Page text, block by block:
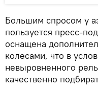
Большим спросом у
пользуется пресс-
оснащена
колесами, что в
невыровненного
качественно